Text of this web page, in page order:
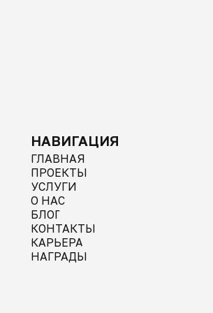
НАВИГАЦИЯ
ГЛАВНАЯ
ПРОЕКТЫ
УСЛУГИ
О НАС
БЛОГ
КОНТАКТЫ
КАРЬЕРА
НАГРАДЫ